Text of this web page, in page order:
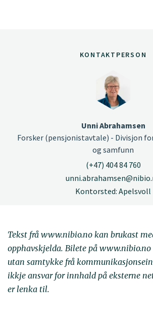
KONTAKTPERSON
Unni Abrahamsen
Forsker (pensjonistavtale) - Divisjon
og samfunn
(+47) 404 84 760
Kontorsted: Apelsvoll
Tekst frå www.nibio.no kan brukast
opphavskjelda. Bilete på
utan samtykke frå
ikkje ansvar for innhald på eksterne
er lenka til.